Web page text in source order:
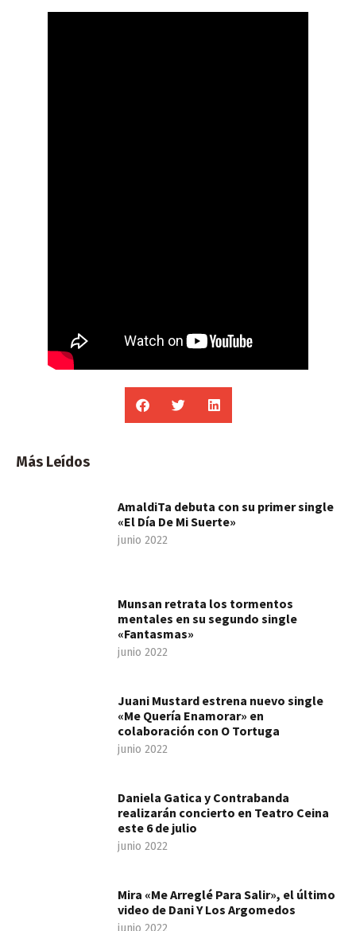
Más Leídos
AmaldiTa debuta con su primer single
«El Día De Mi Suerte»
junio 2022
Munsan retrata los tormentos
mentales en su segundo single
«Fantasmas»
junio 2022
Juani Mustard estrena nuevo single
«Me Quería Enamorar» en
colaboración con O Tortuga
junio 2022
Daniela Gatica y Contrabanda
realizarán concierto en Teatro Ceina
este 6 de julio
junio 2022
Mira «Me Arreglé Para Salir», el último
video de Dani Y Los Argomedos
junio 2022